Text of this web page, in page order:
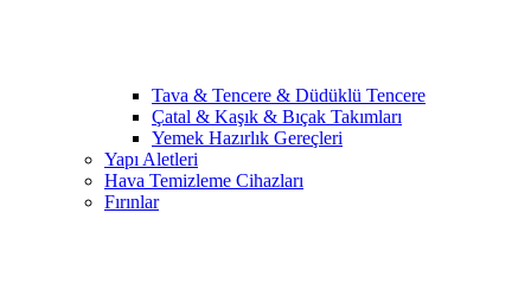
Tava & Tencere & Düdüklü Tencere
Çatal & Kaşık & Bıçak Takımları
Yemek Hazırlık Gereçleri
Yapı Aletleri
Hava Temizleme Cihazları
Fırınlar